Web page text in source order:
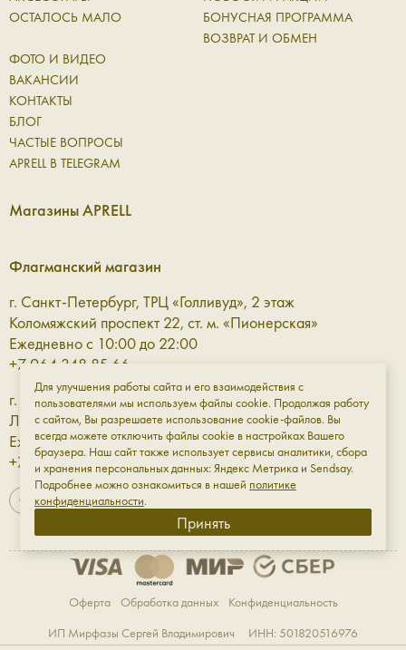
ОСТАЛОСЬ МАЛО
БОНУСНАЯ ПРОГРАММА
ВОЗВРАТ И ОБМЕН
ФОТО И ВИДЕО
ВАКАНСИИ
КОНТАКТЫ
БЛОГ
ЧАСТЫЕ ВОПРОСЫ
APRELL В TELEGRAM
Магазины APRELL
Флагманский магазин
г. Санкт-Петербург, ТРЦ «Голливуд», 2 этаж
Коломяжский проспект 22, ст. м. «Пионерская»
Ежедневно с 10:00 до 22:00
+7 964 348 85 66
г. Санкт-Петербург, ТРЦ «Галерея» 3 этаж
Лиговский проспект, 30а, ст. м. «Площадь Восстания»
Ежедневно с 10:00 до 23:00
+7 961 811-18-98
Оферта Обработка данных
Конфиденциальность
ИП Мирфазы Сергей Владимирович ИНН: 501820516976
Для улучшения работы сайта и его взаимодействия с
пользователями мы используем файлы cookie. Продолжая работу
с сайтом, Вы разрешаете использование cookie-файлов. Вы
всегда можете отключить файлы cookie в настройках Вашего
браузера. Наш сайт также использует сервисы аналитики, сбора
и хранения персональных данных: Яндекс Метрика и Sendsay.
Подробнее можно ознакомиться в нашей политике
конфиденциальности.
Принять